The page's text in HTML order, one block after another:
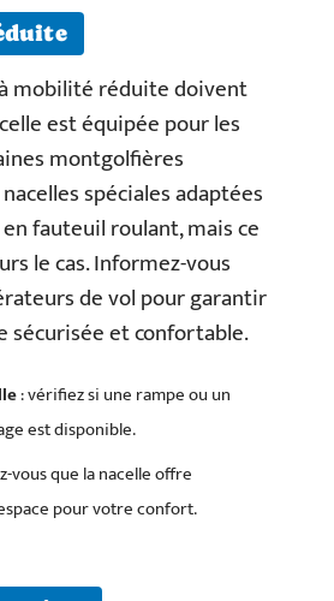
mobilité réduite doivent
est équipée pour les
montgolfières
spéciales adaptées
fauteuil roulant, mais ce
le cas. Informez-vous
de vol pour garantir
sécurisée et confortable.
: vérifiez si une rampe ou un
est disponible.
vous que la nacelle offre
pour votre confort.